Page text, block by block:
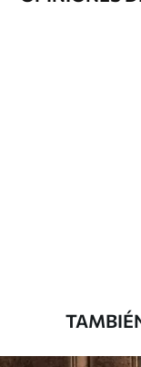
adicionales